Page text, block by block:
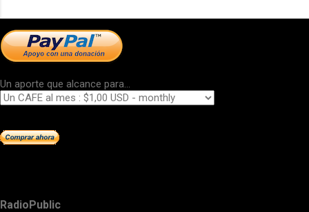
Un aporte que alcance para...
RadioPublic